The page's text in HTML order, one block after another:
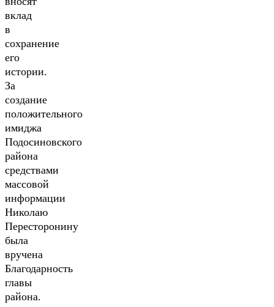
вклад
в
сохранение
его
истории.
За
создание
положительного
имиджа
Подосиновского
района
средствами
массовой
информации
Николаю
Пересторонину
была
вручена
Благодарность
главы
района.